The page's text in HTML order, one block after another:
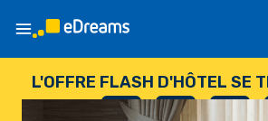
L'OFFRE FLASH D'HÔTEL SE
-- : -- :